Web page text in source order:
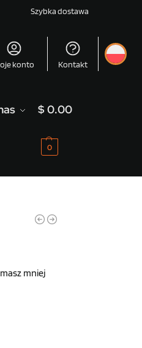
Szybka dostawa
konto Kontakt
$ 0.00
0
mniej